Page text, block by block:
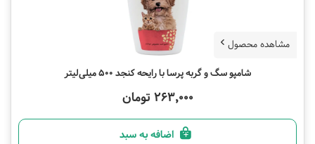
مشاهده محصول
شامپو سگ و گربه پرسا با رایحه کنجد 500 میلی‌لیتر
263,000 تومان
اضافه به سبد